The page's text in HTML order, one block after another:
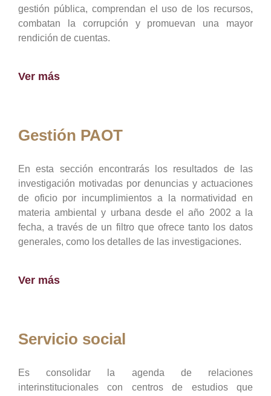
gestión pública, comprendan el uso de los recursos,
combatan la corrupción y promuevan una mayor
rendición de cuentas.
Ver más
Gestión PAOT
En esta sección encontrarás los resultados de las
investigación motivadas por denuncias y actuaciones
de oficio por incumplimientos a la normatividad en
materia ambiental y urbana desde el año 2002 a la
fecha, a través de un filtro que ofrece tanto los datos
generales, como los detalles de las investigaciones.
Ver más
Servicio social
Es consolidar la agenda de relaciones
interinstitucionales con centros de estudios que